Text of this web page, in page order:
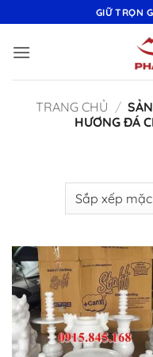
qua
nội
GIỮ TRỌN
TRANG CHỦ /
HƯƠNG ĐÁ